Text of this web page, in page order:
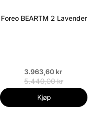
Foreo BEARTM 2 Lavender
3.963,60 kr
5.440,00 kr
Kjøp